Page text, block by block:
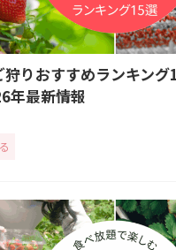
狩りおすすめランキン
年最新情報